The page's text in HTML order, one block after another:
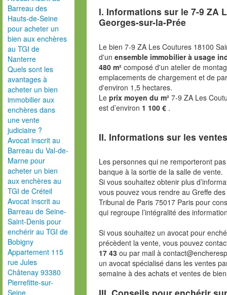
Barreau des
Hauts-de-Seine
pour acheter un
bien aux enchères
au TGI de
Nanterre
Quels sont les
avantages à
acheter un bien
immobilier aux
enchères dans
une vente
judiciaire ?
Avocat inscrit au
Barreau du Val-de-
Marne pour
acheter un bien
aux enchères au
TGI de Créteil
Avocat inscrit au
Barreau de Seine-
Saint-Denis pour
enchérir au TGI de
Bobigny
Appartement 115
rue Jules
Châtenay 93380
Pierrefitte-sur-
Seine
I. Informations sur le 7-9 ZA
Georges-sur-la-Prée
Le bien 7-9 ZA Les Coutures 18100
d'un ensemble immobilier à usage
480 m²composé d'un atelier de
emplacements de chargement et de
d'environ 1,5 hectares.
Le prix moyen du m² 7-9 ZA Les
est d’environ 1 100 € .
II. Informations sur les
Les personnes qui ne remporteront
banque à la sortie de la salle de vente.
Si vous souhaitez obtenir plus
vous pouvez vous rendre au Greffe
Tribunal de Paris 75017 Paris pour
qui regroupe l’intégralité des
Si vous souhaitez un avocat pour
précèdent la vente, vous pouvez
17 43 ou par mail à
un avocat spécialisé dans les ventes
semaine à des achats et ventes de
III. Conseils pour enchérir